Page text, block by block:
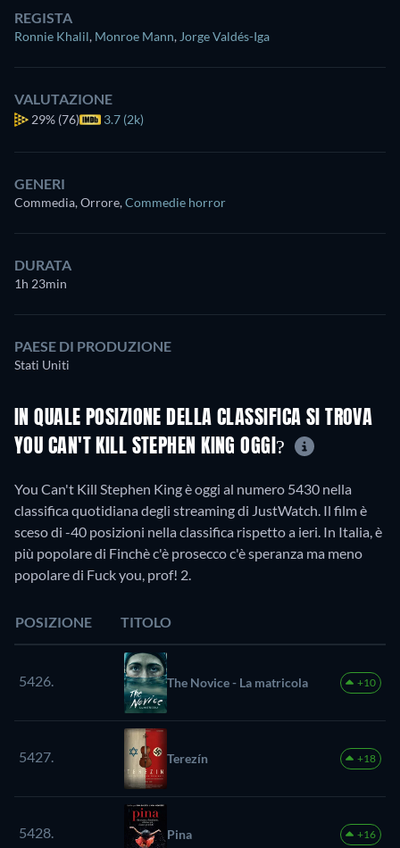
REGISTA
Ronnie Khalil, Monroe Mann, Jorge Valdés-Iga
VALUTAZIONE
29% (76) 3.7 (2k)
GENERI
Commedia, Orrore,Commedie horror
DURATA
1h 23min
PAESE DI PRODUZIONE
Stati Uniti
IN QUALE POSIZIONE DELLA CLASSIFICA SI TROVA
YOU CAN'T KILL STEPHEN KING OGGI?
You Can't Kill Stephen King è oggi al numero 5430 nella
classifica quotidiana degli streaming di JustWatch. Il film è
sceso di -40 posizioni nella classifica rispetto a ieri. In Italia, è
più popolare di Finchè c'è prosecco c'è speranza ma meno
popolare di Fuck you, prof! 2.
POSIZIONE TITOLO
5426. The Novice - La matricola +10
5427. Terezín +18
5428. Pina +16